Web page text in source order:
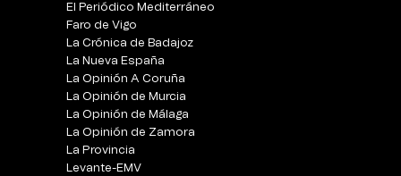
El Periódico Mediterráneo
Faro de Vigo
La Crónica de Badajoz
La Nueva España
La Opinión A Coruña
La Opinión de Murcia
La Opinión de Málaga
La Opinión de Zamora
La Provincia
Levante-EMV